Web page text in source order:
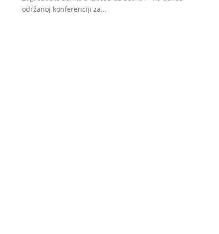
održanoj konferenciji za...